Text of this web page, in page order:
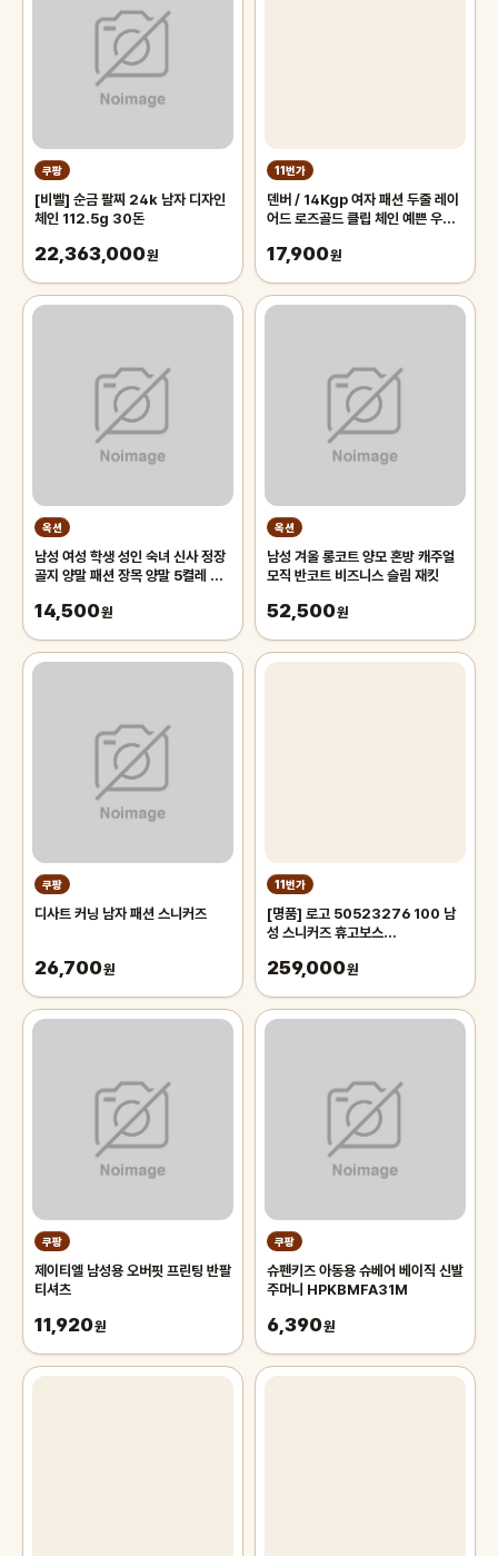
쿠팡
[비벨] 순금 팔찌 24k 남자 디자인
체인 112.5g 30돈
22,363,000원
11번가
덴버 / 14Kgp 여자 패션 두줄 레이
어드 로즈골드 클립 체인 예쁜 우정
17,900원
옥션
남성 여성 학생 성인 숙녀 신사 정장
골지 양말 패션 장목 양말 5켤레 세
14,500원
옥션
남성 겨울 롱코트 양모 혼방 캐주얼
모직 반코트 비즈니스 슬림 재킷
52,500원
쿠팡
디사트 커닝 남자 패션 스니커즈
26,700원
11번가
[명품] 로고 50523276 100 남
성 스니커즈 휴고보스
259,000원
쿠팡
제이티엘 남성용 오버핏 프린팅 반팔
티셔츠
11,920원
쿠팡
슈펜키즈 아동용 슈베어 베이직 신발
주머니 HPKBMFA31M
6,390원